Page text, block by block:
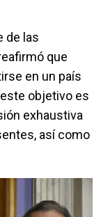
de las
que
en un país
objetivo es
exhaustiva
así como